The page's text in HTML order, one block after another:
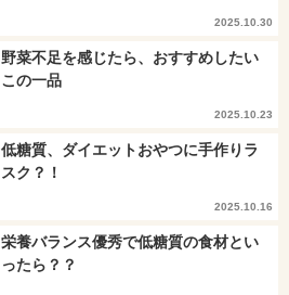
2025.10.30
野菜不足を感じたら、おすすめしたい
この一品
2025.10.23
低糖質、ダイエットおやつに手作りラ
スク？！
2025.10.16
栄養バランス優秀で低糖質の食材とい
ったら？？